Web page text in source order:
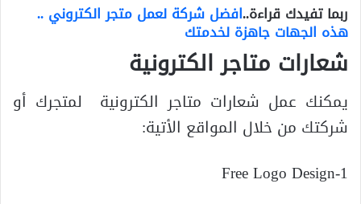
ربما تفيدك قراءة..افضل شركة لعمل متجر الكتروني ..
هذه الجهات جاهزة لخدمتك
شعارات متاجر الكترونية
يمكنك عمل شعارات متاجر الكترونية لمتجرك أو
شركتك من خلال المواقع الأتية:
1-Free Logo Design